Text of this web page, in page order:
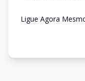
Ligue Agora